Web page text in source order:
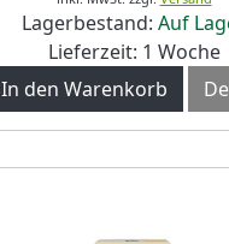
Lagerbestand: Auf
Lieferzeit: 1 Woche
In den Warenkorb